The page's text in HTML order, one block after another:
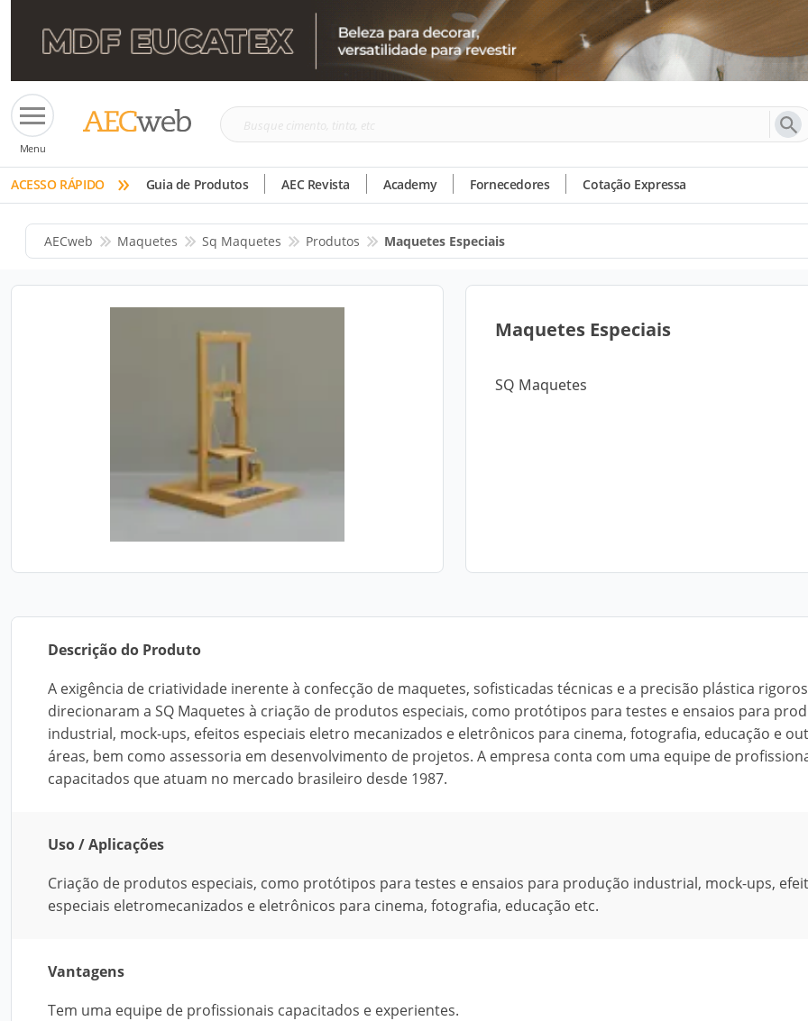
Menu
Busque
tinta,
etc
ACESSO RÁPIDO » Guia de Produtos AEC Revista Academy Fornecedores Cotação Expressa
AECweb Maquetes Sq Maquetes Produtos Maquetes Especiais
Maquetes Especiais
SQ Maquetes
Descrição do Produto
A exigência de criatividade inerente à confecção de maquetes, sofisticadas técnicas e a precisão plástica
direcionaram a SQ Maquetes à criação de produtos especiais, como protótipos para testes e ensaios para
industrial, mock-ups, efeitos especiais eletro mecanizados e eletrônicos para cinema, fotografia, educação e
áreas, bem como assessoria em desenvolvimento de projetos. A empresa conta com uma equipe de
capacitados que atuam no mercado brasileiro desde 1987.
Uso / Aplicações
Criação de produtos especiais, como protótipos para testes e ensaios para produção industrial, mock-ups,
especiais eletromecanizados e eletrônicos para cinema, fotografia, educação etc.
Vantagens
Tem uma equipe de profissionais capacitados e experientes.